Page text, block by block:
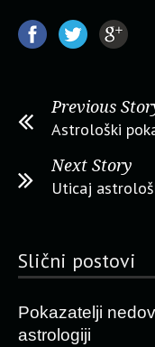
Previous
Astrološki
Next Story
Uticaj
Slični postovi
Pokazatelji
astrologiji